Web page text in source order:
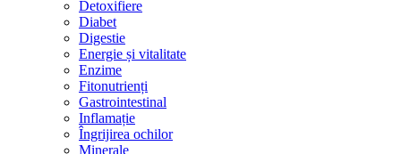
Detoxifiere
Diabet
Digestie
Energie și vitalitate
Enzime
Fitonutrienți
Gastrointestinal
Inflamație
Îngrijirea ochilor
Minerale